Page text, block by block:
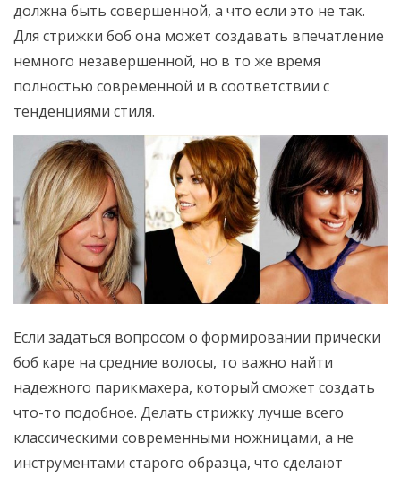
должна быть совершенной, а что если это не так.
Для стрижки боб она может создавать впечатление
немного незавершенной, но в то же время
полностью современной и в соответствии с
тенденциями стиля.
Если задаться вопросом о формировании прически
боб каре на средние волосы, то важно найти
надежного парикмахера, который сможет создать
что-то подобное. Делать стрижку лучше всего
классическими современными ножницами, а не
инструментами старого образца, что сделают